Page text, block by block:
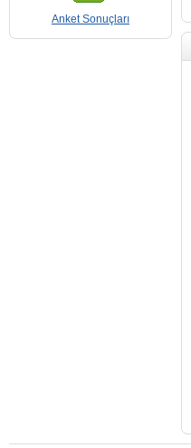
Anket Sonuçları